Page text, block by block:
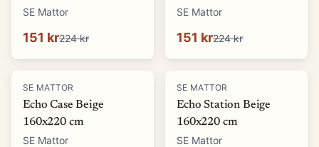
SE Mattor
151 kr224 kr
SE Mattor
151 kr224 kr
-87%
SE MATTOR
Echo Case Beige
160x220 cm
SE Mattor
-87%
SE MATTOR
Echo Station Beige
160x220 cm
SE Mattor